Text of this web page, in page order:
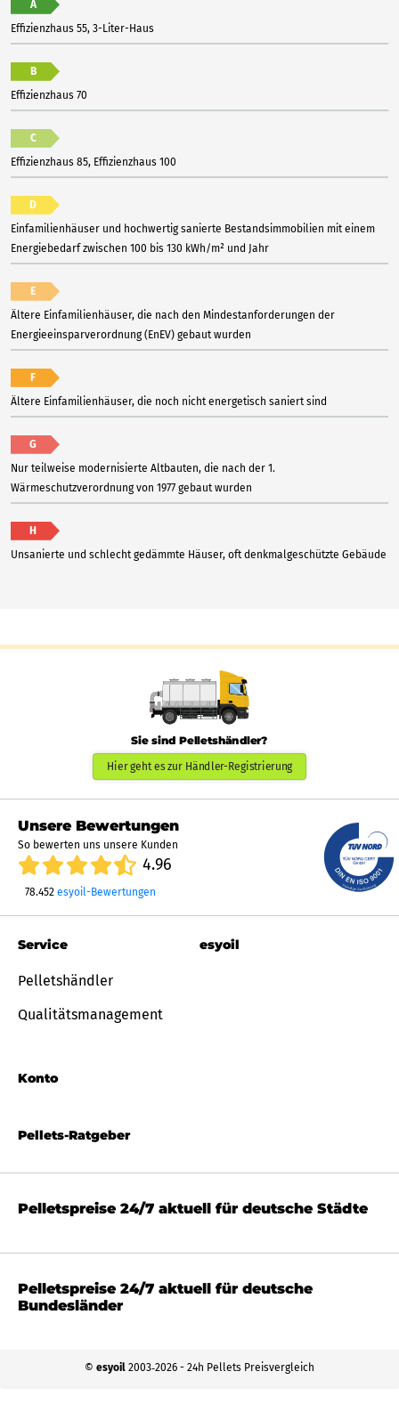
A
Effizienzhaus 55, 3-Liter-Haus
B
Effizienzhaus 70
C
Effizienzhaus 85, Effizienzhaus 100
D
Einfamilienhäuser und hochwertig sanierte Bestandsimmobilien mit einem
Energiebedarf zwischen 100 bis 130 kWh/m² und Jahr
E
Ältere Einfamilienhäuser, die nach den Mindestanforderungen der
Energieeinsparverordnung (EnEV) gebaut wurden
F
Ältere Einfamilienhäuser, die noch nicht energetisch saniert sind
G
Nur teilweise modernisierte Altbauten, die nach der 1.
Wärmeschutzverordnung von 1977 gebaut wurden
H
Unsanierte und schlecht gedämmte Häuser, oft denkmalgeschützte Gebäude
Sie sind Pelletshändler?
Hier geht es zur Händler-Registrierung
Unsere Bewertungen
So bewerten uns unsere Kunden
4.96
78.452 esyoil-Bewertungen
Pellets-Ratgeber
Service
Pelletshändler
Qualitätsmanagement
Konto
esyoil
Pelletspreise 24/7 aktuell für deutsche Städte
Pelletspreise 24/7 aktuell für deutsche
Bundesländer
© esyoil 2003‐2026 - 24h Pellets Preisvergleich